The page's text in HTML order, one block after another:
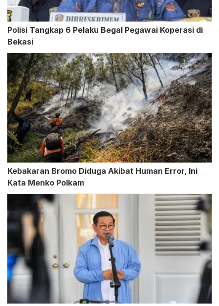
Polisi Tangkap 6 Pelaku Begal Pegawai Koperasi di
Bekasi
Kebakaran Bromo Diduga Akibat Human Error, Ini
Kata Menko Polkam